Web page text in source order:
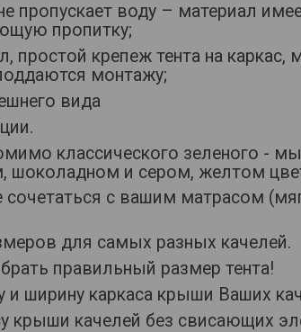
пропускает воду – материал
пропитку;
простой крепеж тента на каркас,
монтажу;
вида
классического зеленого - мы
шоколадном и сером, желтом
сочетаться с вашим матрасом
для самых разных качелей.
правильный размер тента!
и ширину каркаса крыши Ваших
крыши качелей без свисающих